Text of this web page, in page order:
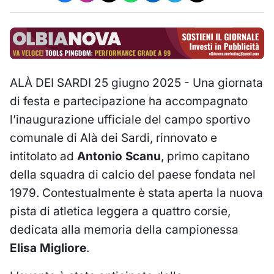
ALÀ DEI SARDI 25 giugno 2025 - Una giornata
di festa e partecipazione ha accompagnato
l’inaugurazione ufficiale del campo sportivo
comunale di Alà dei Sardi, rinnovato e
intitolato ad Antonio Scanu, primo capitano
della squadra di calcio del paese fondata nel
1979. Contestualmente è stata aperta la nuova
pista di atletica leggera a quattro corsie,
dedicata alla memoria della campionessa
Elisa Migliore.